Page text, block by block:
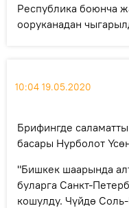
Республика боюнча
ооруканадан
10:04 19.05.2020
Брифингде
басары Нурболот
"Бишкек шаарында
буларга Санкт-
кошулду. Чүйдө